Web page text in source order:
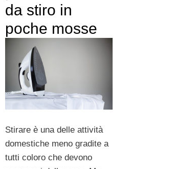
da stiro in
poche mosse
Stirare è una delle attività
domestiche meno gradite a
tutti coloro che devono